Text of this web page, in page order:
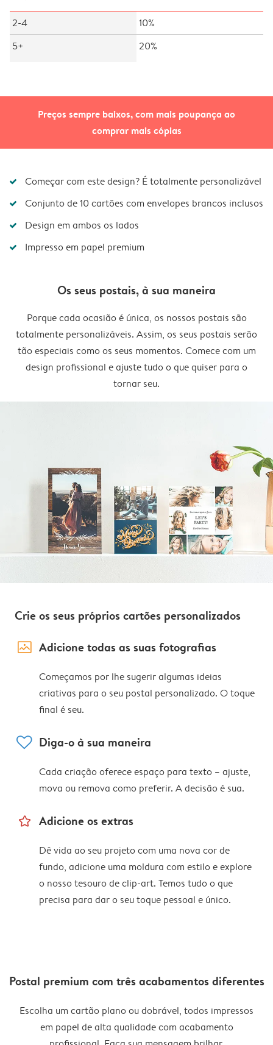
Preços sempre baixos, com mais poupança ao
comprar mais cópias
2-4
10%
5+
20%
Começar com este design? É totalmente personalizável
Conjunto de 10 cartões com envelopes brancos inclusos
Design em ambos os lados
Impresso em papel premium
Os seus postais, à sua maneira
Porque cada ocasião é única, os nossos postais são
totalmente personalizáveis. Assim, os seus postais serão
tão especiais como os seus momentos. Comece com um
design profissional e ajuste tudo o que quiser para o
tornar seu.
Crie os seus próprios cartões personalizados
image_placeholder Adicione todas as suas fotografias
Começamos por lhe sugerir algumas ideias
criativas para o seu postal personalizado. O toque
final é seu.
heart Diga-o à sua maneira
Cada criação oferece espaço para texto – ajuste,
mova ou remova como preferir. A decisão é sua.
star_outline Adicione os extras
Dê vida ao seu projeto com uma nova cor de
fundo, adicione uma moldura com estilo e explore
o nosso tesouro de clip-art. Temos tudo o que
precisa para dar o seu toque pessoal e único.
Postal premium com três acabamentos diferentes
Escolha um cartão plano ou dobrável, todos impressos
em papel de alta qualidade com acabamento